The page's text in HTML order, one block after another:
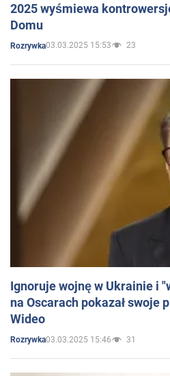
2025 wyśmiewa
Domu
Rozrywka03.03.2025 15:53 23
Ignoruje wojnę w Ukrainie i
na Oscarach pokazał swoje
Wideo
Rozrywka03.03.2025 15:46 31